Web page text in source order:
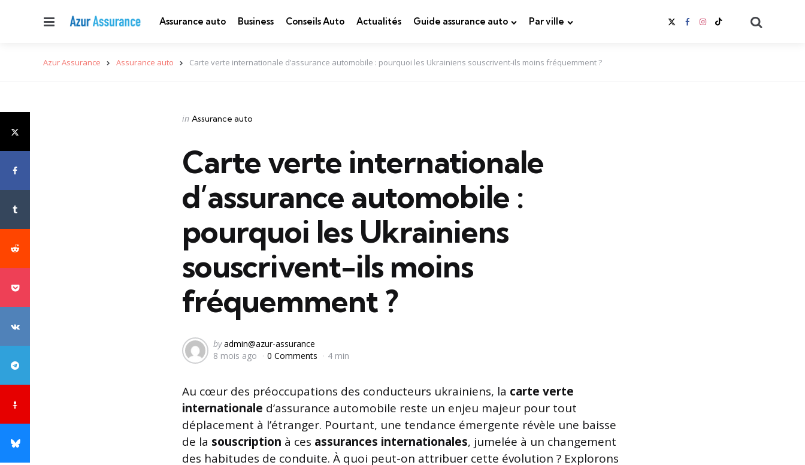
Menu Assurance auto Business Conseils Auto Actualités Guide assurance auto Par ville
Azur Assurance Assurance auto Carte verte internationale d’assurance automobile : pourquoi les Ukrainiens souscrivent-ils moins fréquemment ?
Categories
Posted
in Assurance auto
Carte verte internationale
d’assurance automobile :
pourquoi les Ukrainiens
souscrivent-ils moins
fréquemment ?
Posted
by
by admin@azur-assurance
8 mois ago
0 Comments 4 min
Au cœur des préoccupations des conducteurs ukrainiens, la carte verte
internationale d’assurance automobile reste un enjeu majeur pour tout
déplacement à l’étranger. Pourtant, une tendance émergente révèle une baisse
de la souscription à ces assurances internationales, jumelée à un changement
des habitudes de conduite. À quoi peut-on attribuer cette évolution ? Explorons